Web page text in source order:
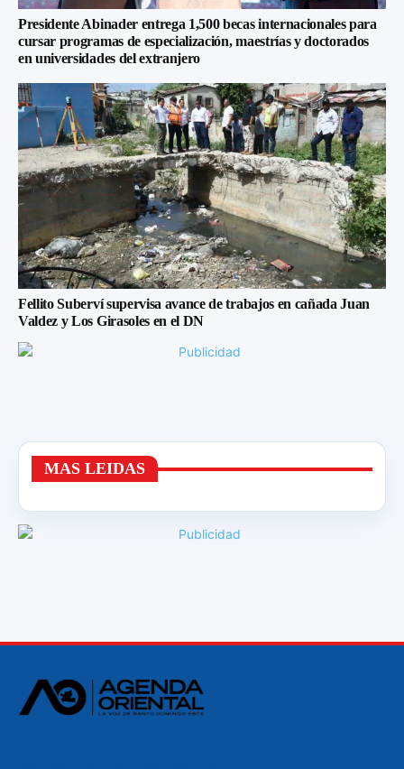
Presidente Abinader entrega 1,500 becas internacionales para
cursar programas de especialización, maestrías y doctorados
en universidades del extranjero
Fellito Suberví supervisa avance de trabajos en cañada Juan
Valdez y Los Girasoles en el DN
MAS LEIDAS